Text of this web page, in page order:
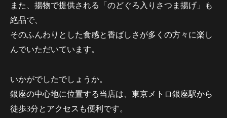
また、揚物で提供される「のどぐろ入りさつま揚げ」も
絶品で、
そのふんわりとした食感と香ばしさが多くの方々に楽し
んでいただいています。
いかがでしたでしょうか。
銀座の中心地に位置する当店は、東京メトロ銀座駅から
徒歩3分とアクセスも便利です。